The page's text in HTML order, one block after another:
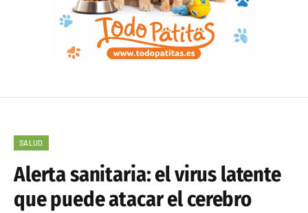
SALUD
Alerta sanitaria: el virus latente
que puede atacar el cerebro